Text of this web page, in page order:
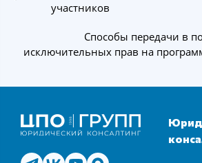
участников
Способы передачи в
исключительных прав на